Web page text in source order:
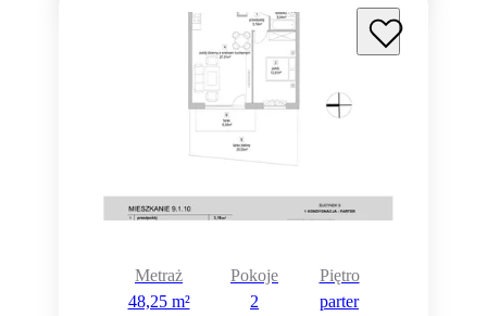
Metraż
48,25 m²
Pokoje
2
Piętro
parter